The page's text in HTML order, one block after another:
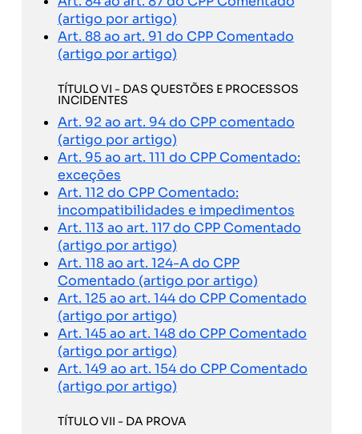
(artigo por artigo)
Art. 88 ao art. 91 do CPP Comentado
(artigo por artigo)
TÍTULO VI - DAS QUESTÕES E PROCESSOS
INCIDENTES
Art. 92 ao art. 94 do CPP comentado
(artigo por artigo)
Art. 95 ao art. 111 do CPP Comentado:
exceções
Art. 112 do CPP Comentado:
incompatibilidades e impedimentos
Art. 113 ao art. 117 do CPP Comentado
(artigo por artigo)
Art. 118 ao art. 124-A do CPP
Comentado (artigo por artigo)
Art. 125 ao art. 144 do CPP Comentado
(artigo por artigo)
Art. 145 ao art. 148 do CPP Comentado
(artigo por artigo)
Art. 149 ao art. 154 do CPP Comentado
(artigo por artigo)
TÍTULO VII - DA PROVA